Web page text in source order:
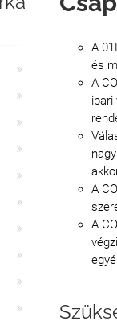
A
és
A
ipari
A
A